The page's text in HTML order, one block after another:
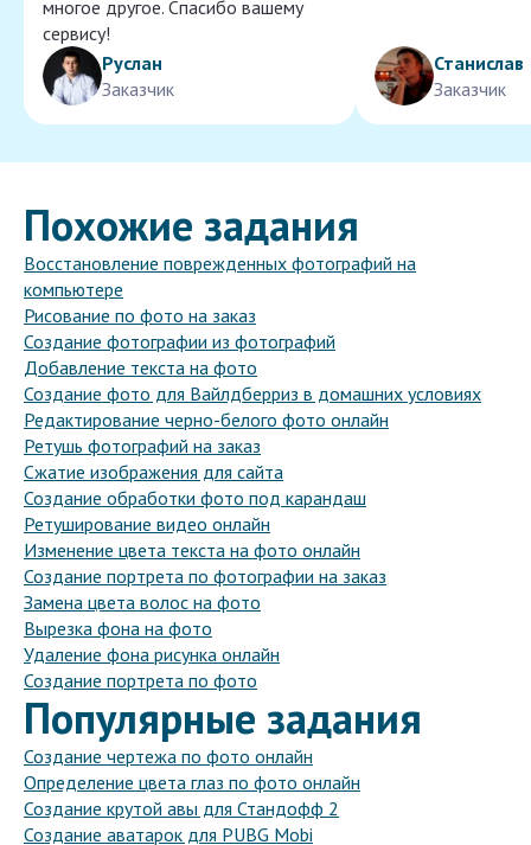
многое другое. Спасибо вашему
сервису!
Руслан
Заказчик
Станислав
Заказчик
Похожие задания
Восстановление поврежденных фотографий на
компьютере
Рисование по фото на заказ
Создание фотографии из фотографий
Добавление текста на фото
Создание фото для Вайлдберриз в домашних условиях
Редактирование черно-белого фото онлайн
Ретушь фотографий на заказ
Сжатие изображения для сайта
Создание обработки фото под карандаш
Ретуширование видео онлайн
Изменение цвета текста на фото онлайн
Создание портрета по фотографии на заказ
Замена цвета волос на фото
Вырезка фона на фото
Удаление фона рисунка онлайн
Создание портрета по фото
Популярные задания
Создание чертежа по фото онлайн
Определение цвета глаз по фото онлайн
Создание крутой авы для Стандофф 2
Создание аватарок для PUBG Mobi